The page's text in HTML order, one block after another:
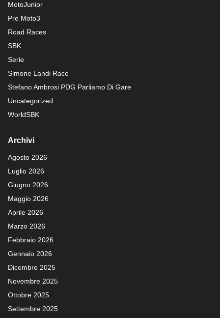
MotoJunior
Pre Moto3
Road Races
SBK
Serie
Simone Landi Race
Stefano Ambrosi PDG Parliamo Di Gare
Uncategorized
WorldSBK
Archivi
Agosto 2026
Luglio 2026
Giugno 2026
Maggio 2026
Aprile 2026
Marzo 2026
Febbraio 2026
Gennaio 2026
Dicembre 2025
Novembre 2025
Ottobre 2025
Settembre 2025